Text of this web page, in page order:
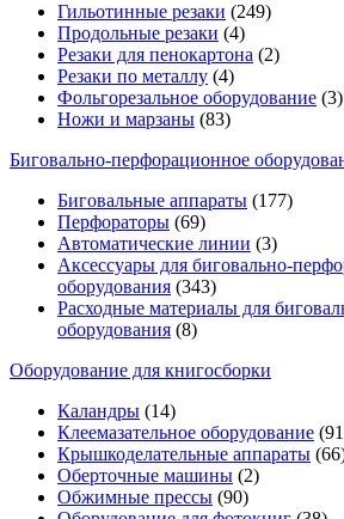
Гильотинные резаки (249)
Продольные резаки (4)
Резаки для пенокартона (2)
Резаки по металлу (4)
Фольгорезальное оборудование (3)
Ножи и марзаны (83)
Биговально-перфорационное
Биговальные аппараты (177)
Перфораторы (69)
Автоматические линии (3)
Аксессуары для биговально-
оборудования (343)
Расходные материалы для
оборудования (8)
Оборудование для книгосборки
Каландры (14)
Клеемазательное оборудование
Крышкоделательные аппараты
Оберточные машины (2)
Обжимные прессы (90)